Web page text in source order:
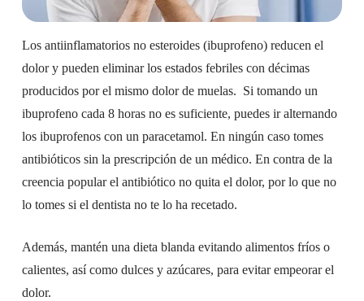
Los antiinflamatorios no esteroides (ibuprofeno) reducen el
dolor y pueden eliminar los estados febriles con décimas
producidos por el mismo dolor de muelas. Si tomando un
ibuprofeno cada 8 horas no es suficiente, puedes ir alternando
los ibuprofenos con un paracetamol. En ningún caso tomes
antibióticos sin la prescripción de un médico. En contra de la
creencia popular el antibiótico no quita el dolor, por lo que no
lo tomes si el dentista no te lo ha recetado.
Además, mantén una dieta blanda evitando alimentos fríos o
calientes, así como dulces y azúcares, para evitar empeorar el
dolor.